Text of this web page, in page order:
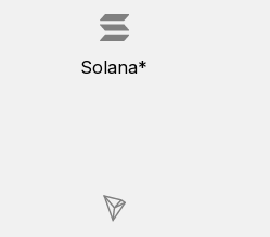
Solana*